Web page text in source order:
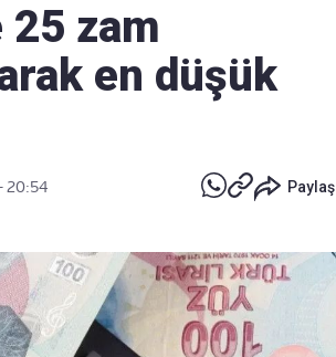
25 zam
en düşük
20:54 Paylaş